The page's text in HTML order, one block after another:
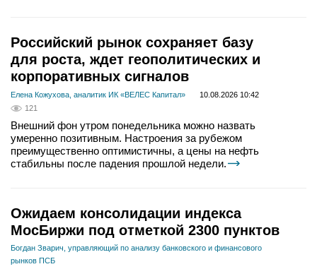
Российский рынок сохраняет базу
для роста, ждет геополитических и
корпоративных сигналов
Елена Кожухова, аналитик ИК «ВЕЛЕС Капитал»
10.08.2026 10:42
121
Внешний фон утром понедельника можно назвать
умеренно позитивным. Настроения за рубежом
преимущественно оптимистичны, а цены на нефть
стабильны после падения прошлой недели.
Ожидаем консолидации индекса
МосБиржи под отметкой 2300 пунктов
Богдан Зварич, управляющий по анализу банковского и финансового
рынков ПСБ